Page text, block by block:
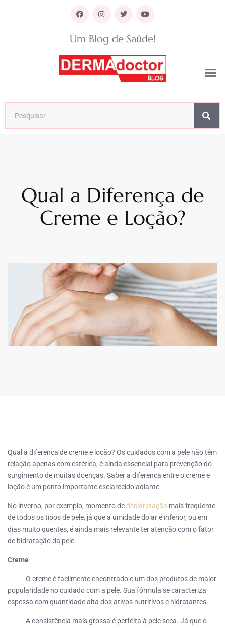
Um Blog de Saúde!
Qual a Diferença de
Creme e Loção?
Qual a diferença de creme e loção? Os cuidados com a pele não têm
relação apenas com estética, é ainda essencial para prevenção do
surgimento de muitas doenças. Saber a diferença entre o creme e
loção é um ponto importante esclarecido adiante.
No inverno, por exemplo, momento dedesidratação mais freqüente
de todos os tipos de pele, já que a umidade do ar é inferior, ou em
dias muito quentes, é ainda mais relevante ter atenção com o fator
de hidratação da pele.
Creme
O creme é facilmente encontrado e um dos produtos de maior
popularidade no cuidado com a pele. Sua fórmula se caracteriza
espessa com quantidade alta dos ativos nutritivos e hidratantes.
A consistência mais grossa é perfeita à pele seca. Já que o